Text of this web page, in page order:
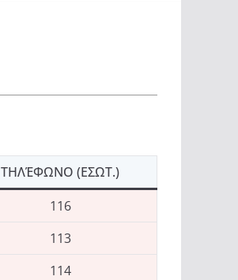
ΤΗΛΈΦΩΝΟ (ΕΣΩΤ.)
116
113
114